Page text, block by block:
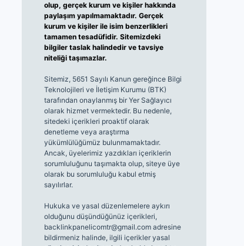
olup, gerçek kurum ve kişiler hakkında
paylaşım yapılmamaktadır. Gerçek
kurum ve kişiler ile isim benzerlikleri
tamamen tesadüfidir. Sitemizdeki
bilgiler taslak halindedir ve tavsiye
niteliği taşımazlar.
Sitemiz, 5651 Sayılı Kanun gereğince Bilgi
Teknolojileri ve İletişim Kurumu (BTK)
tarafından onaylanmış bir Yer Sağlayıcı
olarak hizmet vermektedir. Bu nedenle,
sitedeki içerikleri proaktif olarak
denetleme veya araştırma
yükümlülüğümüz bulunmamaktadır.
Ancak, üyelerimiz yazdıkları içeriklerin
sorumluluğunu taşımakta olup, siteye üye
olarak bu sorumluluğu kabul etmiş
sayılırlar.
Hukuka ve yasal düzenlemelere aykırı
olduğunu düşündüğünüz içerikleri,
backlinkpanelicomtr@gmail.comadresine
bildirmeniz halinde, ilgili içerikler yasal